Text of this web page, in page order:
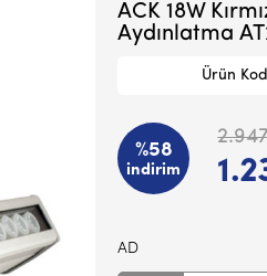
ACK 18W
Aydınlatma
Ürün
%58
indirim
AD